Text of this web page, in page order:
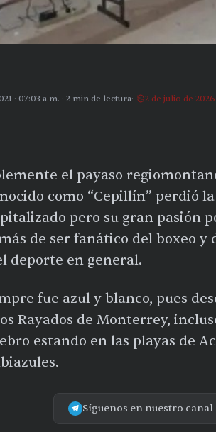
· 07:03 a.m. · 2 min de lectura 2 de julio de 2026
el payaso
como “Cepillín” perdió
pero su gran pasión
de ser fanático del boxeo
deporte en general.
fue azul y blanco, pues
Rayados de Monterrey,
estando en las playas de
Síguenos en nuestro canal